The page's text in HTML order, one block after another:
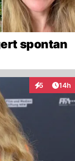
spontan
5
Interaktionen
14h